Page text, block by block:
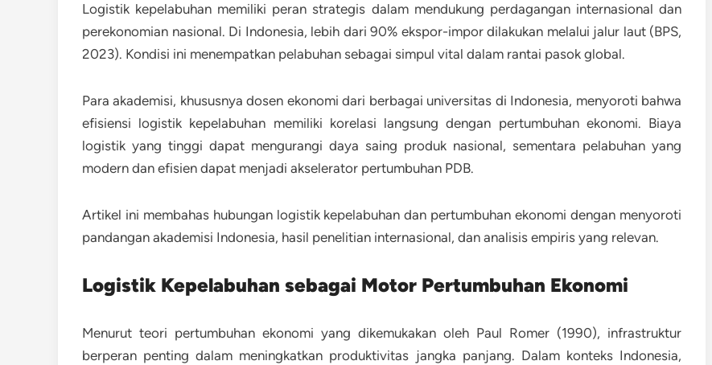
Logistik kepelabuhan memiliki peran strategis dalam mendukung perdagangan internasional dan
perekonomian nasional. Di Indonesia, lebih dari 90% ekspor-impor dilakukan melalui jalur laut(BPS,
2023). Kondisi ini menempatkan pelabuhan sebagai simpul vital dalam rantai pasok global.
Para akademisi, khususnya dosen ekonomi dari berbagai universitas di Indonesia, menyoroti bahwa
efisiensi logistik kepelabuhan memiliki korelasi langsung dengan pertumbuhan ekonomi. Biaya
logistik yang tinggi dapat mengurangi daya saing produk nasional, sementara pelabuhan yang
modern dan efisien dapat menjadi akselerator pertumbuhan PDB.
Artikel ini membahas hubungan logistik kepelabuhan dan pertumbuhan ekonomi dengan menyoroti
pandangan akademisi Indonesia, hasil penelitian internasional, dan analisis empiris yang relevan.
Logistik Kepelabuhan sebagai Motor Pertumbuhan Ekonomi
Menurut teori pertumbuhan ekonomi yang dikemukakan oleh Paul Romer (1990), infrastruktur
berperan penting dalam meningkatkan produktivitas jangka panjang. Dalam konteks Indonesia,